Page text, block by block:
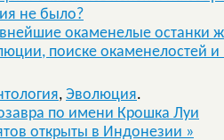
не было?
окаменелые останки
поиске окаменелостей и
, Эволюция.
по имени Крошка Луи
открыты в Индонезии »